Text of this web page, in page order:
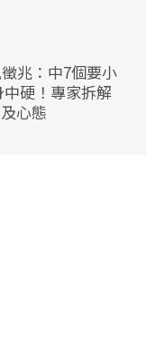
兆：中7個要小
硬！專家拆解
心態